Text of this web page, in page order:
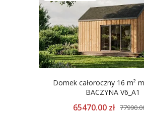
Domek całoroczny 16 m²
BACZYNA V6_A1
65470.00 zł